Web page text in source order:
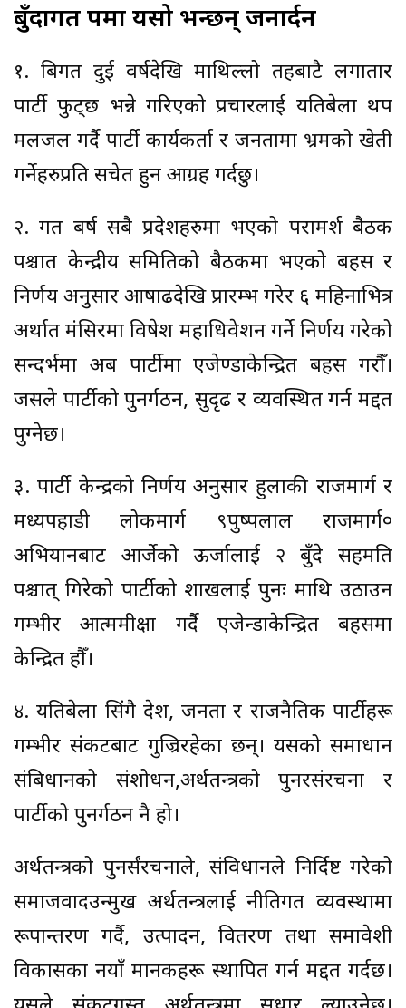
बुँदागत रुपमा यसो भन्छन् जनार्दन
१. बिगत दुई वर्षदेखि माथिल्लो तहबाटै लगातार
पार्टी फुट्छ भन्ने गरिएको प्रचारलाई यतिबेला थप
मलजल गर्दै पार्टी कार्यकर्ता र जनतामा भ्रमको खेती
गर्नेहरुप्रति सचेत हुन आग्रह गर्दछु।
२. गत बर्ष सबै प्रदेशहरुमा भएको परामर्श बैठक
पश्चात केन्द्रीय समितिको बैठकमा भएको बहस र
निर्णय अनुसार आषाढदेखि प्रारम्भ गरेर ६ महिनाभित्र
अर्थात मंसिरमा विषेश महाधिवेशन गर्ने निर्णय गरेको
सन्दर्भमा अब पार्टीमा एजेण्डाकेन्द्रित बहस गरौँ।
जसले पार्टीको पुनर्गठन, सुदृढ र व्यवस्थित गर्न मद्दत
पुग्नेछ।
३. पार्टी केन्द्रको निर्णय अनुसार हुलाकी राजमार्ग र
मध्यपहाडी लोकमार्ग ९पुष्पलाल राजमार्ग०
अभियानबाट आर्जेको ऊर्जालाई २ बुँदे सहमति
पश्चात् गिरेको पार्टीको शाखलाई पुनः माथि उठाउन
गम्भीर आत्ममीक्षा गर्दै एजेन्डाकेन्द्रित बहसमा
केन्द्रित हौँ।
४. यतिबेला सिंगै देश, जनता र राजनैतिक पार्टीहरू
गम्भीर संकटबाट गुज्रिरहेका छन्। यसको समाधान
संबिधानको संशोधन,अर्थतन्त्रको पुनरसंरचना र
पार्टीको पुनर्गठन नै हो।
अर्थतन्त्रको पुनर्संरचनाले, संविधानले निर्दिष्ट गरेको
समाजवादउन्मुख अर्थतन्त्रलाई नीतिगत व्यवस्थामा
रूपान्तरण गर्दै, उत्पादन, वितरण तथा समावेशी
विकासका नयाँ मानकहरू स्थापित गर्न मद्दत गर्दछ।